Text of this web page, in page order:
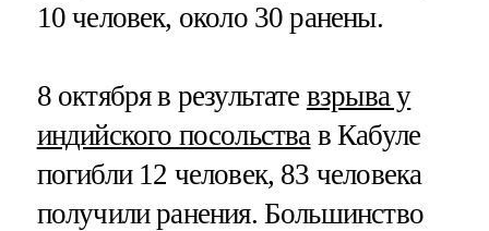
10 человек, около 30 ранены.
8 октября в результате взрыва у
индийского посольства в Кабуле
погибли 12 человек, 83 человека
получили ранения. Большинство